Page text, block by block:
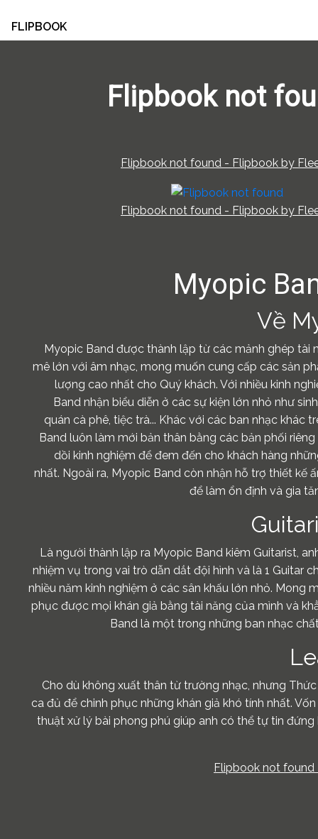
FLIPBOOK
Flipbook not
Flipbook not found - Flipbook by
Flipbook not found - Flipbook by
Myopic
Về
Myopic Band được thành lập từ các mảnh ghép tài
mê lớn với âm nhạc, mong muốn cung cấp các sản
lượng cao nhất cho Quý khách. Với nhiều kinh
Band nhận biểu diễn ở các sự kiện lớn nhỏ như
quán cà phê, tiệc trà... Khác với các ban nhạc khác
Band luôn làm mới bản thân bằng các bản phối
dồi kinh nghiệm để đem đến cho khách hàng
nhất. Ngoài ra, Myopic Band còn nhận hỗ trợ thiết kế
để làm ổn định và gia
Là người thành lập ra Myopic Band kiêm Guitarist,
nhiệm vụ trong vai trò dẫn dắt đội hình và là 1 Guitar
nhiều năm kinh nghiệm ở các sân khấu lớn nhỏ. Mong
phục được mọi khán giả bằng tài năng của mình và
Band là một trong những ban nhạc
Cho dù không xuất thân từ trường nhạc, nhưng
ca đủ để chinh phục những khán giả khó tính nhất.
thuật xử lý bài phong phú giúp anh có thể tự tin đứng
Flipbook not